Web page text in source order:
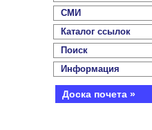
СМИ
Каталог ссылок
Поиск
Информация
Доска почета »